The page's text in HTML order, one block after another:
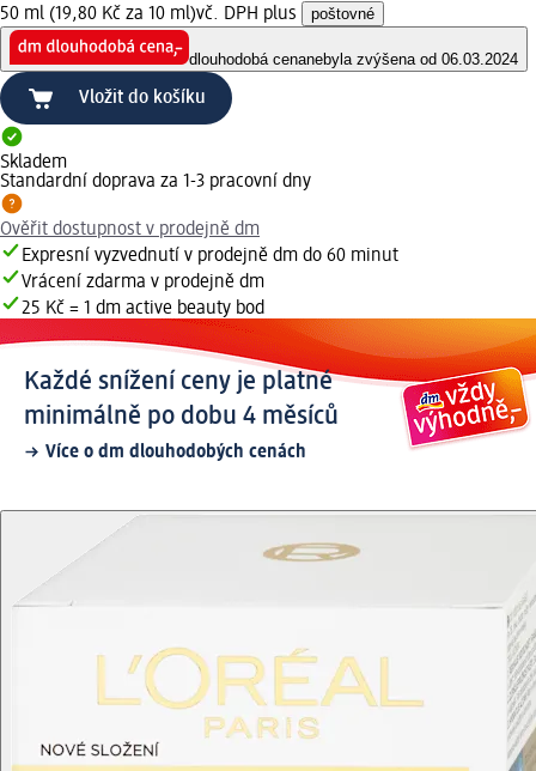
50 ml (19,80 Kč za 10 ml)vč. DPH plus poštovné
dlouhodobá cenanebyla zvýšena od 06.03.2024
Vložit do košíku
Skladem
Standardní doprava za 1-3 pracovní dny
Ověřit dostupnost v prodejně dm
Expresní vyzvednutí v prodejně dm do 60 minut
Vrácení zdarma v prodejně dm
25 Kč = 1 dm active beauty bod
Každé snížení ceny je platné
minimálně po dobu 4 měsíců
Více o dm dlouhodobých cenách